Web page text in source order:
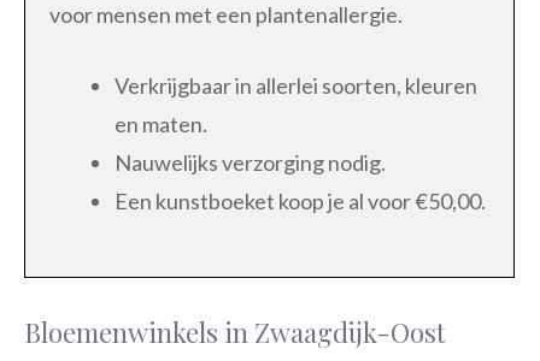
voor mensen met een plantenallergie.
Verkrijgbaar in allerlei soorten, kleuren
en maten.
Nauwelijks verzorging nodig.
Een kunstboeket koop je al voor €50,00.
Bloemenwinkels in Zwaagdijk-Oost